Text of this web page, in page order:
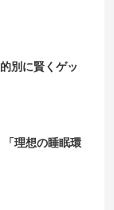
別に賢くゲッ
理想の睡眠環